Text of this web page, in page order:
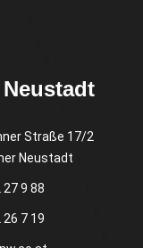
Straße 17/2
Neustadt
9 88
7 19